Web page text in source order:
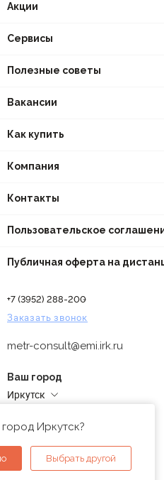
Акции
Сервисы
Полезные советы
Вакансии
Как купить
Компания
Контакты
Пользовательское
Публичная оферта на
+7 (3952) 288-200
Заказать звонок
metr-consult@emi.irk.ru
Ваш город
Иркутск
Иркутск?
Выбрать другой